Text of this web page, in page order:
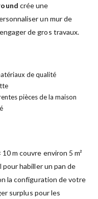
crée une
un mur de
de gros travaux.
de qualité
pièces de la maison
m couvre environ 5 m²
habiller un pan de
la configuration de votre
surplus pour les